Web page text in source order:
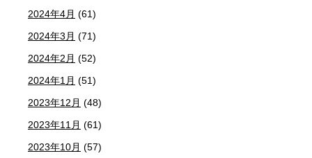
2024年4月 (61)
2024年3月 (71)
2024年2月 (52)
2024年1月 (51)
2023年12月 (48)
2023年11月 (61)
2023年10月 (57)